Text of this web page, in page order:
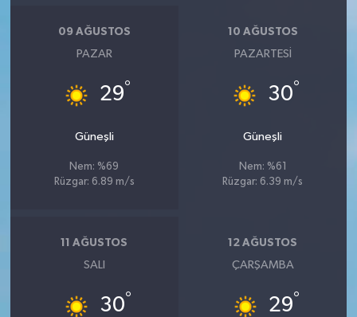
09 AĞUSTOS
PAZAR
29°
Güneşli
Nem: %69
Rüzgar: 6.89 m/s
10 AĞUSTOS
PAZARTESI
30°
Güneşli
Nem: %61
Rüzgar: 6.39 m/s
11 AĞUSTOS
SALI
30°
12 AĞUSTOS
ÇARŞAMBA
29°